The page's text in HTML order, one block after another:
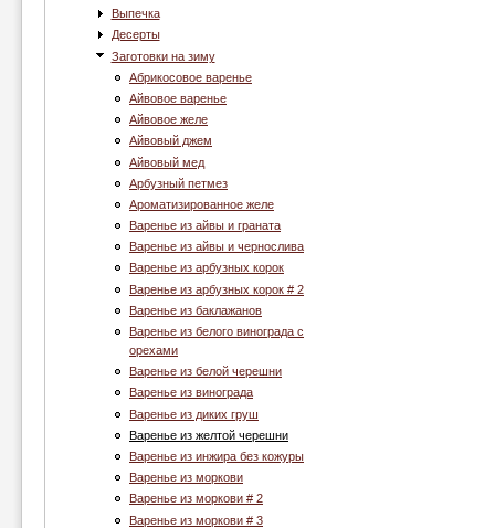
Выпечка
Десерты
Заготовки на зиму
Абрикосовое варенье
Айвовое варенье
Айвовое желе
Айвовый джем
Айвовый мед
Арбузный петмез
Ароматизированное желе
Варенье из айвы и граната
Варенье из айвы и чернослива
Варенье из арбузных корок
Варенье из арбузных корок # 2
Варенье из баклажанов
Варенье из белого винограда с
орехами
Варенье из белой черешни
Варенье из винограда
Варенье из диких груш
Варенье из желтой черешни
Варенье из инжира без кожуры
Варенье из моркови
Варенье из моркови # 2
Варенье из моркови # 3